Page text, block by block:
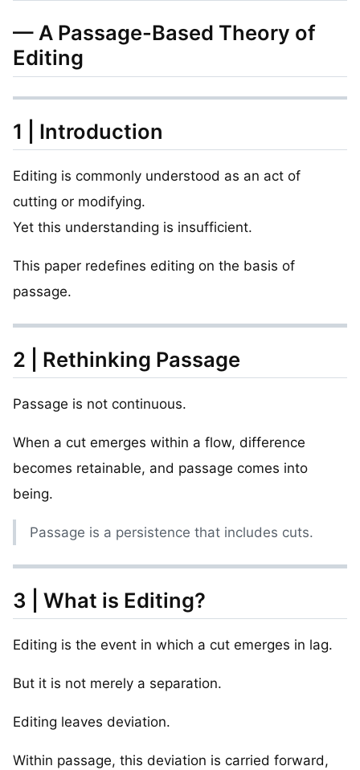
— A Passage-Based Theory of
Editing
1 | Introduction
Editing is commonly understood as an act of
cutting or modifying.
Yet this understanding is insufficient.
This paper redefines editing on the basis of
passage.
2 | Rethinking Passage
Passage is not continuous.
When a cut emerges within a flow, difference
becomes retainable, and passage comes into
being.
Passage is a persistence that includes cuts.
3 | What is Editing?
Editing is the event in which a cut emerges in lag.
But it is not merely a separation.
Editing leaves deviation.
Within passage, this deviation is carried forward,